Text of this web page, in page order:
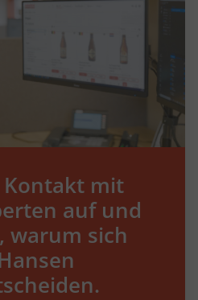
Kontakt mit
auf und
warum sich